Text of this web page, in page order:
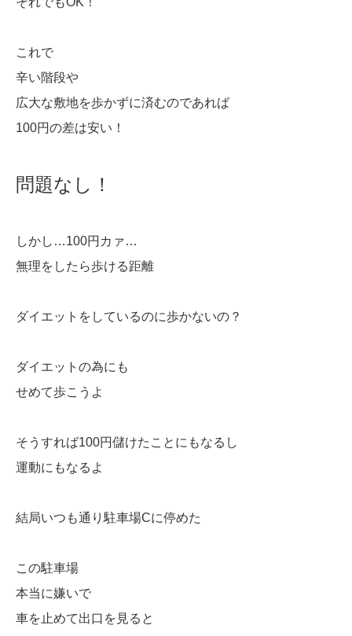
これで
辛い階段や
広大な敷地を歩かずに済むのであれば
100円の差は安い！
問題なし！
しかし…100円カァ…
無理をしたら歩ける距離
ダイエットをしているのに歩かないの？
ダイエットの為にも
せめて歩こうよ
そうすれば100円儲けたことにもなるし
運動にもなるよ
結局いつも通り駐車場Cに停めた
この駐車場
本当に嫌いで
車を止めて出口を見ると